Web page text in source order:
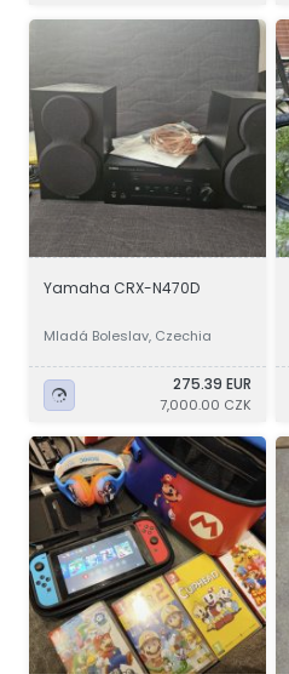
Yamaha CRX-N470D
Mladá Boleslav, Czechia
275.39 EUR
7,000.00 CZK